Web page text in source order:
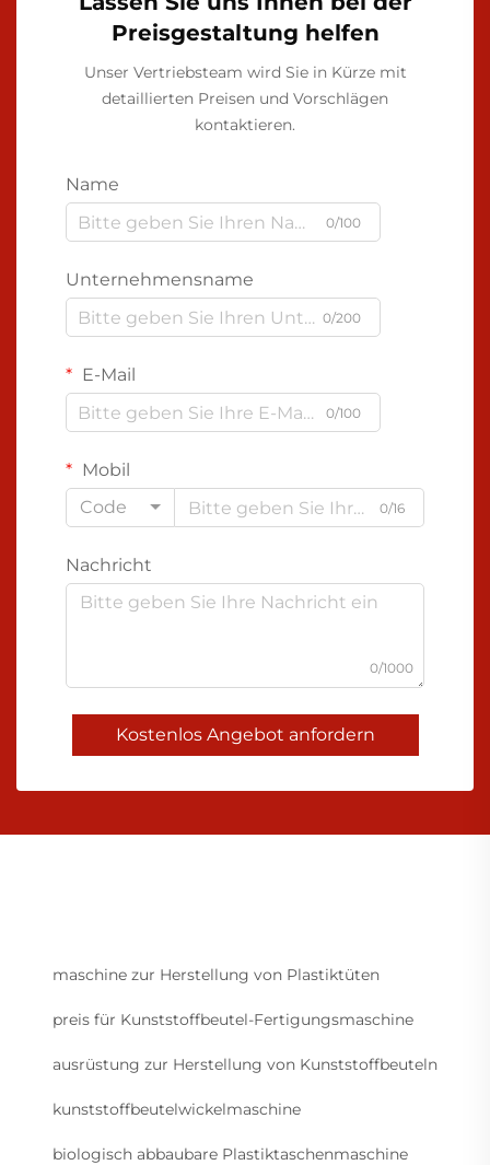
Preisgestaltung helfen
Unser Vertriebsteam wird Sie in Kürze mit
detaillierten Preisen und Vorschlägen
kontaktieren.
Name
0/100
Unternehmensname
0/200
E-Mail
0/100
Mobil
Code
0/16
Nachricht
0/1000
Kostenlos Angebot anfordern
maschine zur Herstellung von Plastiktüten
preis für Kunststoffbeutel-Fertigungsmaschine
ausrüstung zur Herstellung von Kunststoffbeuteln
kunststoffbeutelwickelmaschine
biologisch abbaubare Plastiktaschenmaschine